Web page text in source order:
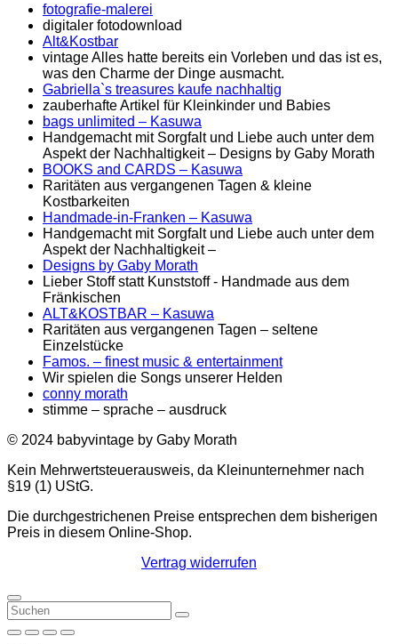
fotografie-malerei
digitaler fotodownload
Alt&Kostbar
vintage Alles hatte bereits ein Vorleben und das ist es,
was den Charme der Dinge ausmacht.
Gabriella`s treasures kaufe nachhaltig
zauberhafte Artikel für Kleinkinder und Babies
bags unlimited – Kasuwa
Handgemacht mit Sorgfalt und Liebe auch unter dem
Aspekt der Nachhaltigkeit – Designs by Gaby Morath
BOOKS and CARDS – Kasuwa
Raritäten aus vergangenen Tagen & kleine
Kostbarkeiten
Handmade-in-Franken – Kasuwa
Handgemacht mit Sorgfalt und Liebe auch unter dem
Aspekt der Nachhaltigkeit –
Designs by Gaby Morath
Lieber Stoff statt Kunststoff - Handmade aus dem
Fränkischen
ALT&KOSTBAR – Kasuwa
Raritäten aus vergangenen Tagen – seltene
Einzelstücke
Famos. – finest music & entertainment
Wir spielen die Songs unserer Helden
conny morath
stimme – sprache – ausdruck
© 2024 babyvintage by Gaby Morath
Kein Mehrwertsteuerausweis, da Kleinunternehmer nach
§19 (1) UStG.
Die durchgestrichenen Preise entsprechen dem bisherigen
Preis in diesem Online-Shop.
Vertrag widerrufen